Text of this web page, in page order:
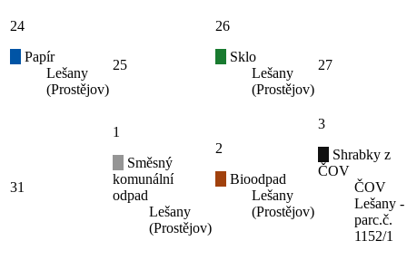
24
Papír
Lešany
(Prostějov)
25
26
Sklo
Lešany
(Prostějov)
27
31
1
Směsný
komunální
odpad
Lešany
(Prostějov)
2
Bioodpad
Lešany
(Prostějov)
3
Shrabky z
ČOV
ČOV
Lešany -
parc.č.
1152/1